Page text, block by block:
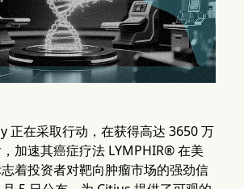
正在采取行动，在获得高达 3650 万
加速其癌症疗法 LYMPHIR® 在美
着投资者对靶向肿瘤市场的强劲信